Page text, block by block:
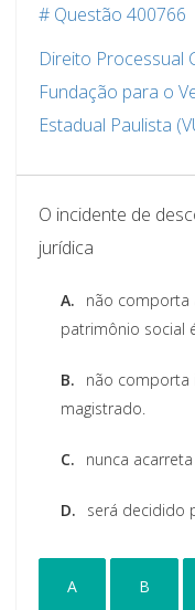
# Questão 400766
Direito Processual
Fundação para o
Estadual Paulista
O incidente de
jurídica
A.
não comporta
patrimônio social
B.
não comporta
magistrado.
C. nunca
D. será decidido
A B